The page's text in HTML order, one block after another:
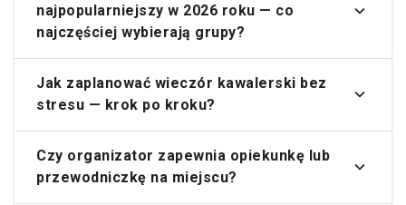
najpopularniejszy w 2026 roku — co
najczęściej wybierają grupy?
Jak zaplanować wieczór kawalerski bez
stresu — krok po kroku?
Czy organizator zapewnia opiekunkę lub
przewodniczkę na miejscu?